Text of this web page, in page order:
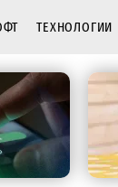
ТЕХНОЛОГИИ